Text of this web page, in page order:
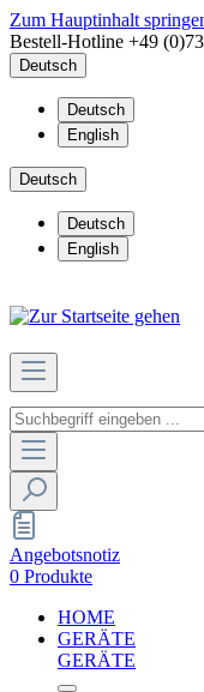
Zum Hauptinhalt
Bestell-Hotline +49
Deutsch
Deutsch
English
Deutsch
Deutsch
English
Angebotsnotiz
0 Produkte
HOME
GERÄTE
GERÄTE